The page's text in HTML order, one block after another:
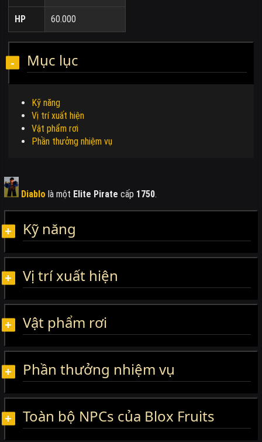
HP 60.000
Mục lục
Kỹ năng
Vị trí xuất hiện
Vật phẩm rơi
Phần thưởng nhiệm vụ
Diablo là một Elite Pirate cấp 1750.
Kỹ năng
Vị trí xuất hiện
Vật phẩm rơi
Phần thưởng nhiệm vụ
Toàn bộ NPCs của Blox Fruits